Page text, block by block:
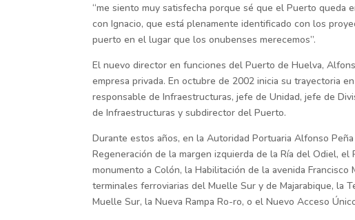
“me siento muy satisfecha porque sé que el Puerto queda
con Ignacio, que está plenamente identificado con los
puerto en el lugar que los onubenses merecemos”.
El nuevo director en funciones del Puerto de Huelva,
empresa privada. En octubre de 2002 inicia su trayectoria
responsable de Infraestructuras, jefe de Unidad, jefe de
de Infraestructuras y subdirector del Puerto.
Durante estos años, en la Autoridad Portuaria Alfonso
Regeneración de la margen izquierda de la Ría del Odiel,
monumento a Colón, la Habilitación de la avenida
terminales ferroviarias del Muelle Sur y de Majarabique, la
Muelle Sur, la Nueva Rampa Ro-ro, o el Nuevo Acceso